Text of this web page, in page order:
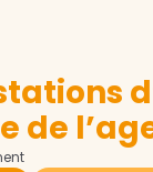
de